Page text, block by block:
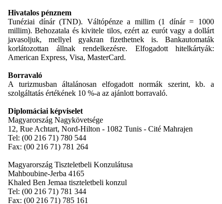
Hivatalos pénznem
Tunéziai dínár (TND). Váltópénze a millim (1 dínár = 1000
millim). Behozatala és kivitele tilos, ezért az eurót vagy a dollárt
javasoljuk, mellyel gyakran fizethetnek is. Bankautomaták
korlátozottan állnak rendelkezésre. Elfogadott hitelkártyák:
American Express, Visa, MasterCard.
Borravaló
A turizmusban általánosan elfogadott normák szerint, kb. a
szolgáltatás értékének 10 %-a az ajánlott borravaló.
Diplomáciai képviselet
Magyarország Nagykövetsége
12, Rue Achtart, Nord-Hilton - 1082 Tunis - Cité Mahrajen
Tel: (00 216 71) 780 544
Fax: (00 216 71) 781 264
Magyarország Tiszteletbeli Konzulátusa
Mahboubine-Jerba 4165
Khaled Ben Jemaa tiszteletbeli konzul
Tel: (00 216 71) 781 344
Fax: (00 216 71) 785 161